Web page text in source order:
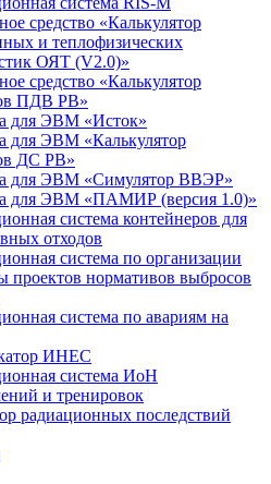
средство «Калькулятор
и теплофизических
ОЯТ (V2.0)»
средство «Калькулятор
ПДВ РВ»
для ЭВМ «Исток»
для ЭВМ «Калькулятор
ДС РВ»
для ЭВМ «Симулятор ВВЭР»
для ЭВМ «ПАМИР (версия 1.0)»
система контейнеров для
отходов
система по организации
проектов нормативов выбросов
система по авариям на
ИНЕС
система ИоН
и тренировок
радиационных последствий